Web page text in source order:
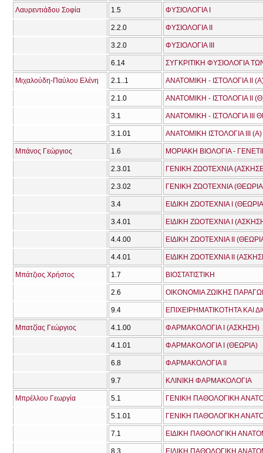
Λαυρεντιάδου Σοφία 1.5 ΦΥΣΙΟΛΟΓΙΑ Ι
2.2.0 ΦΥΣΙΟΛΟΓΙΑ ΙΙ
3.2.0 ΦΥΣΙΟΛΟΓΙΑ ΙΙΙ
6.14 ΣΥΓΚΡΙΤΙΚΗ ΦΥΣΙΟΛΟΓΙΑ
Μιχαλούδη-Παύλου Ελένη 2.1..1 ΑΝΑΤΟΜΙΚΗ - ΙΣΤΟΛΟΓΙΑ ΙΙ
2.1.0 ΑΝΑΤΟΜΙΚΗ - ΙΣΤΟΛΟΓΙΑ ΙΙ
3.1 ΑΝΑΤΟΜΙΚΗ - ΙΣΤΟΛΟΓΙΑ ΙΙΙ
3.1.01 ΑΝΑΤΟΜΙΚΗ ΙΣΤΟΛΟΓΙΑ ΙΙΙ (A)
Μπάνος Γεώργιος 1.6 ΜΟΡΙΑΚΗ ΒΙΟΛΟΓΙΑ -
2.3.01 ΓΕΝΙΚΗ ΖΩΟΤΕΧΝΙΑ
2.3.02 ΓΕΝΙΚΗ ΖΩΟΤΕΧΝΙΑ
3.4 ΕΙΔΙΚΗ ΖΩΟΤΕΧΝΙΑ Ι
3.4.01 ΕΙΔΙΚΗ ΖΩΟΤΕΧΝΙΑ Ι
4.4.00 ΕΙΔΙΚΗ ΖΩΟΤΕΧΝΙΑ ΙΙ
4.4.01 ΕΙΔΙΚΗ ΖΩΟΤΕΧΝΙΑ ΙΙ
Μπάτζιος Χρήστος 1.7 ΒΙΟΣΤΑΤΙΣΤΙΚΗ
2.6 ΟΙΚΟΝΟΜΙΑ ΖΩΙΚΗΣ
9.4 ΕΠΙΧΕΙΡΗΜΑΤΙΚΟΤΗΤΑ ΚΑΙ
Μπατζίας Γεώργιος 4.1.00 ΦΑΡΜΑΚΟΛΟΓΙΑ Ι (ΑΣΚΗΣΗ)
4.1.01 ΦΑΡΜΑΚΟΛΟΓΙΑ Ι (ΘΕΩΡΙΑ)
6.8 ΦΑΡΜΑΚΟΛΟΓΙΑ ΙΙ
9.7 ΚΛΙΝΙΚΗ ΦΑΡΜΑΚΟΛΟΓΙΑ
Μπρέλλου Γεωργία 5.1 ΓΕΝΙΚΗ ΠΑΘΟΛΟΓΙΚΗ
5.1.01 ΓΕΝΙΚΗ ΠΑΘΟΛΟΓΙΚΗ
7.1 ΕΙΔΙΚΗ ΠΑΘΟΛΟΓΙΚΗ